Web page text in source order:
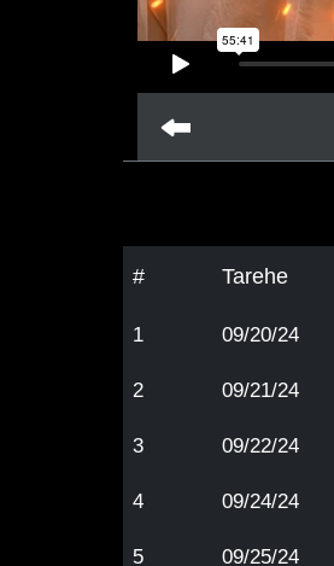
# Tarehe
1 09/20/24
2 09/21/24
3 09/22/24
4 09/24/24
5 09/25/24